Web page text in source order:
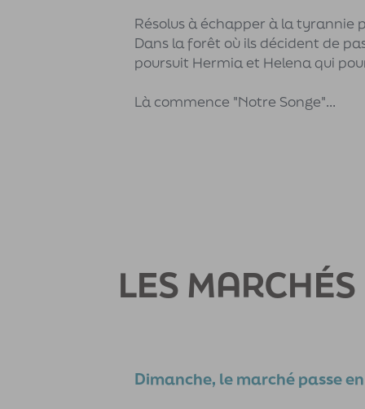
Résolus à échapper à la tyrannie
Dans la forêt où ils décident de
poursuit Hermia et Helena qui
Là commence "Notre Songe"...
LES MARCHÉS
Dimanche, le marché passe